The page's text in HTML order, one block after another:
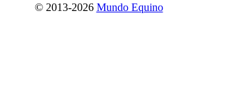
© 2013-2026 Mundo Equino